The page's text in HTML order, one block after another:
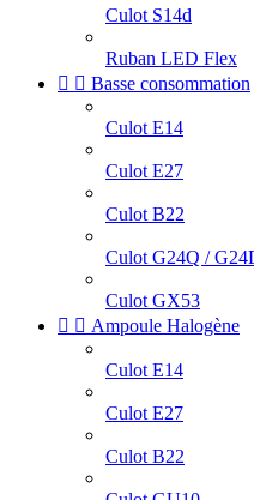
Culot S14d
Ruban LED Flex
  Basse consommation
Culot E14
Culot E27
Culot B22
Culot G24Q /
Culot GX53
  Ampoule Halogène
Culot E14
Culot E27
Culot B22